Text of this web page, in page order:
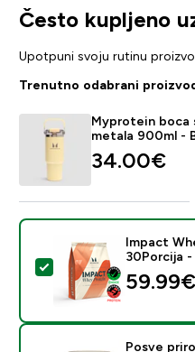
Često kupljeno
Upotpuni svoju rutinu
Trenutno odabrani
Myprotein boca
metala 900ml -
34.00€‎
Odaberi ovaj
Impact
30Porcija -
59.99€‎
Posve